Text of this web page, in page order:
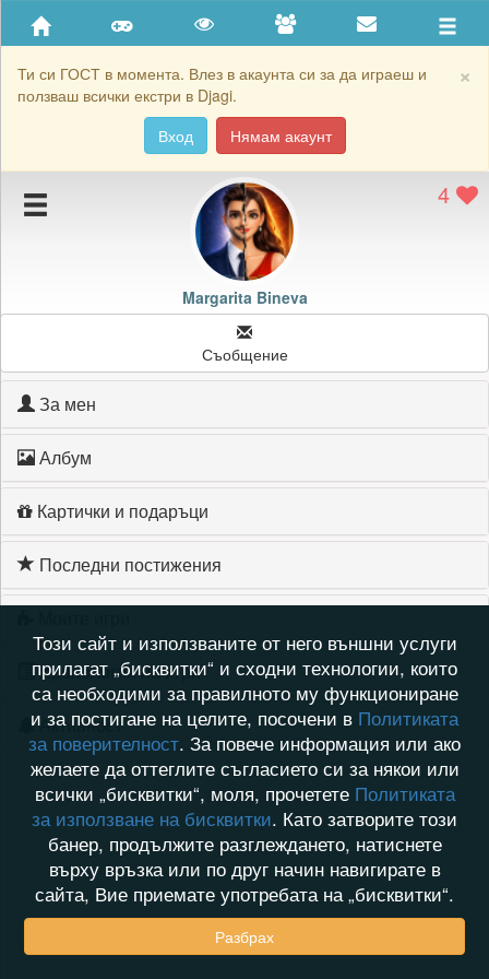
×
Ти си ГОСТ в момента. Влез в акаунта си за да играеш и
ползваш всички екстри в Djagi.
Вход
Нямам акаунт
Приятели
Хронология на игри
Подаръците на Margarita Bineva
Картичките на Margarita Bineva
Блокирай Margarita Bineva
4
Margarita Bineva
Съобщение
За мен
Албум
Картички и подаръци
Последни постижения
Хронология на игри
Активност
Този сайт и използваните от него външни услуги
прилагат „бисквитки“ и сходни технологии, които
са необходими за правилното му функциониране
и за постигане на целите, посочени в Политиката
за поверителност. За повече информация или ако
желаете да оттеглите съгласието си за някои или
всички „бисквитки“, моля, прочетете Политиката
за използване на бисквитки. Като затворите този
банер, продължите разглеждането, натиснете
върху връзка или по друг начин навигирате в
сайта, Вие приемате употребата на „бисквитки“.
Разбрах